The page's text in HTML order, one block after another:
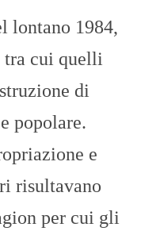
lontano 1984,
tra cui quelli
di
popolare.
e
risultavano
per cui gli